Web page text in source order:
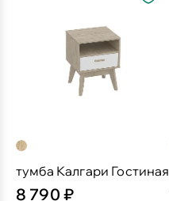
тумба Калгари Гостиная
8 790 ₽